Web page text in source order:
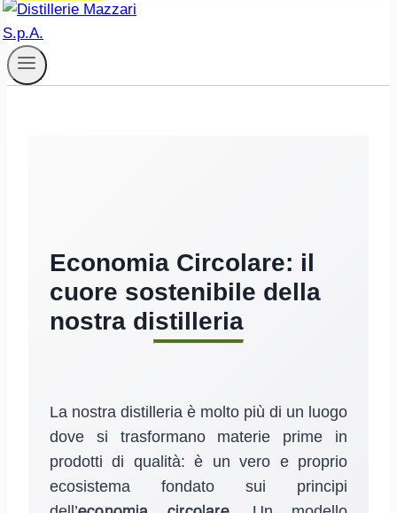
Economia Circolare: il
cuore sostenibile della
nostra distilleria
La nostra distilleria è molto più di un luogo
dove si trasformano materie prime in
prodotti di qualità: è un vero e proprio
ecosistema fondato sui principi